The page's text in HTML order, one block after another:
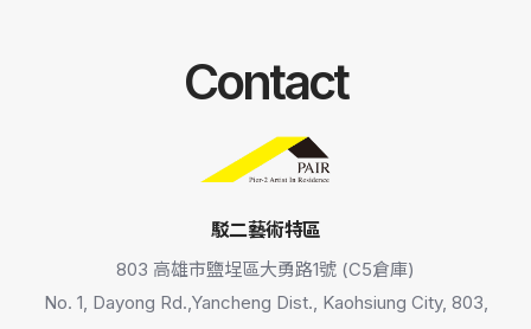
Contact
駁二藝術特區
803 高雄市鹽埕區大勇路1號 (C5倉庫)
No. 1, Dayong Rd.,Yancheng Dist., Kaohsiung City, 803,